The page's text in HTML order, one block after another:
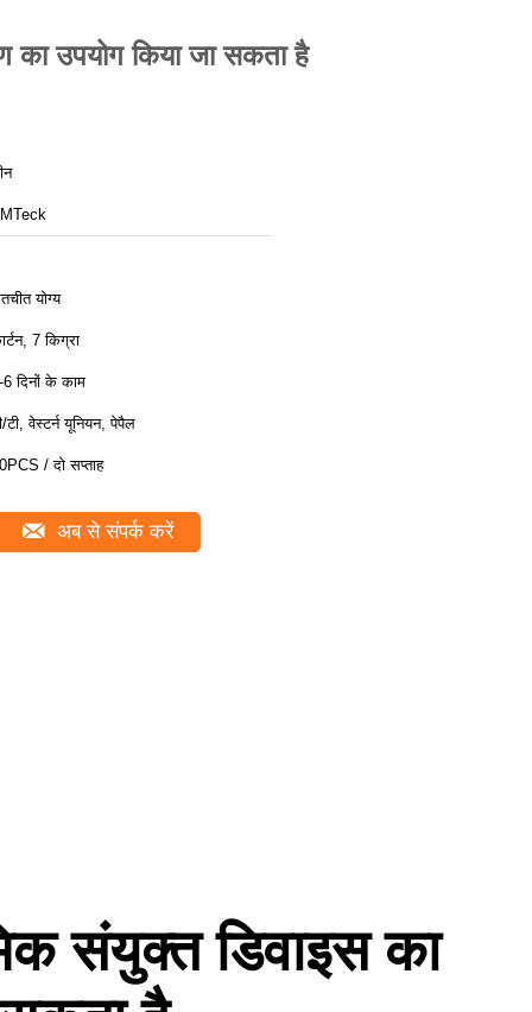
का उपयोग किया जा सकता है
योग्य
7 किग्रा
6 दिनों के काम
टी, वेस्टर्न यूनियन, पेपैल
/ दो सप्ताह
अब से संपर्क करें
संयुक्त डिवाइस का